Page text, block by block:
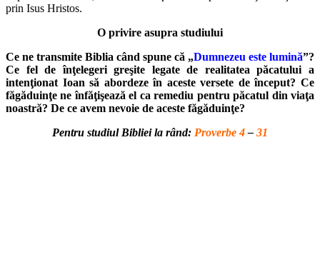
prin Isus Hristos.
O privire asupra studiului
Ce ne transmite Biblia când spune că „Dumnezeu este lumină”?
Ce fel de înţelegeri greşite legate de realitatea păcatului a
intenţionat Ioan să abordeze în aceste versete de început? Ce
făgăduinţe ne înfăţişează el ca remediu pentru păcatul din viaţa
noastră? De ce avem nevoie de aceste făgăduinţe?
Pentru studiul Bibliei la rând: Proverbe 4– 31